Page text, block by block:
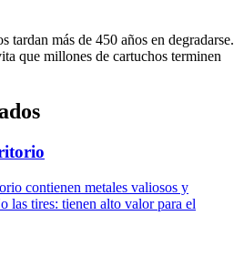
tardan más de 450 años en degradarse.
que millones de cartuchos terminen
contienen metales valiosos y
las tires: tienen alto valor para el